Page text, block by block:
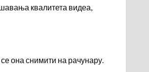
квалитета видеа,
она снимити на рачунару.